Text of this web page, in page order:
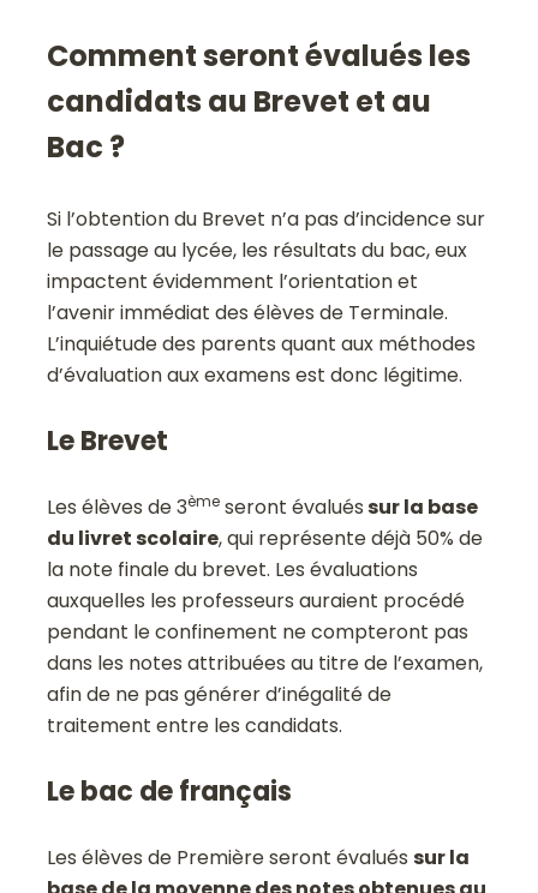
Comment seront évalués les
candidats au Brevet et au
Bac ?
Si l’obtention du Brevet n’a pas d’incidence sur
le passage au lycée, les résultats du bac, eux
impactent évidemment l’orientation et
l’avenir immédiat des élèves de Terminale.
L’inquiétude des parents quant aux méthodes
d’évaluation aux examens est donc légitime.
Le Brevet
Les élèves de 3ème seront évaluéssur la base
du livret scolaire, qui représente déjà 50% de
la note finale du brevet. Les évaluations
auxquelles les professeurs auraient procédé
pendant le confinement ne compteront pas
dans les notes attribuées au titre de l’examen,
afin de ne pas générer d’inégalité de
traitement entre les candidats.
Le bac de français
Les élèves de Première seront évaluéssur la